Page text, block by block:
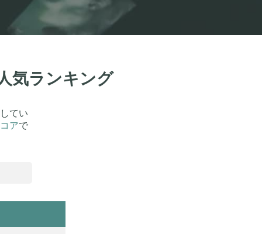
気ランキング
てい
アで